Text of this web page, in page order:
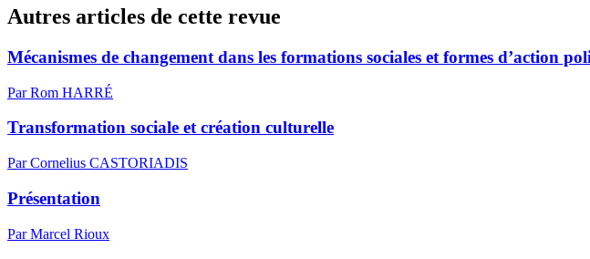
Autres articles de cette revue
Mécanismes de changement dans les formations sociales et formes d’action
Par Rom HARRÉ
Transformation sociale et création culturelle
Par Cornelius CASTORIADIS
Présentation
Par Marcel Rioux